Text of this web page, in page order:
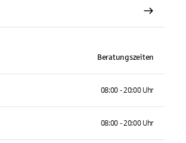
Beratungszeiten
08:00 - 20:00 Uhr
08:00 - 20:00 Uhr